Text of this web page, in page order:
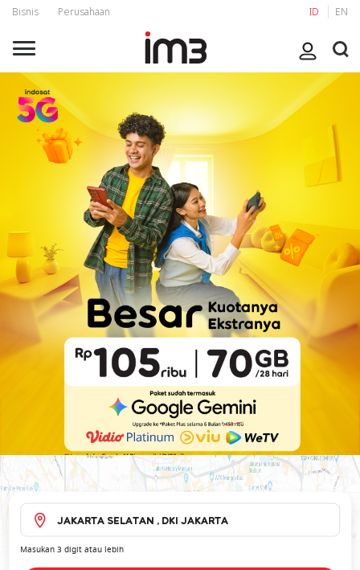
Bisnis Perusahaan ID EN
Selalu Nyambung dengan sinyal IM3
Nikmati koneksi 24 jam nonstop dengan paket
Freedom Internet dengan Benefit Baru Kuota Utama
dan Kuota Plus serta gratis nelpon ke sesama IM3 dan
Tri selama 5000 menit. Rasakan peningkatan baru
pengalaman IM3 yang kini lebih luas dan stabil, serta
dapat dirasakan langsung oleh pelanggan dari
pengalaman berinternet yang lebih cepat. Manfaatkan
waktu bersama orang tersayang dengan IM3 untuk
streaming film bersama, membuat konten seru, atau
menikmati pengalaman digital lainnya secara
maksimal. Aktifkan Paket Freedom Internet kamu
sekarang di *123*333#, ,myIM3 app, orIM3 Official
Whatsapp!
Pilih paket berdasarkan lokasimu
Masukan 3 digit atau lebih